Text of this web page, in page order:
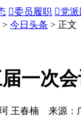
委员履职 党
今日头条 > 正文
一次
王春楠 来源：